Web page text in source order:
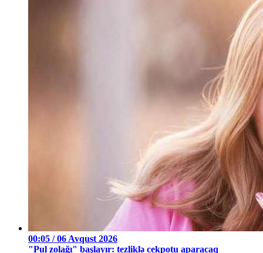
00:05 / 06 Avqust 2026
"Pul zolağı" başlayır: tezliklə cekpotu aparacaq